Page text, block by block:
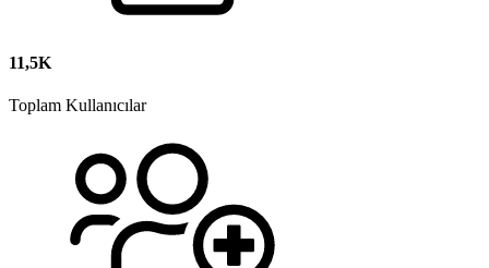
11,5K
Toplam Kullanıcılar